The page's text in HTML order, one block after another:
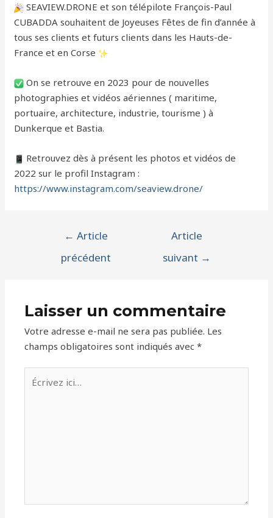
SEAVIEW.DRONE et son télépilote François-Paul
CUBADDA souhaitent de Joyeuses Fêtes de fin d’année à
tous ses clients et futurs clients dans les Hauts-de-
France et en Corse
On se retrouve en 2023 pour de nouvelles
photographies et vidéos aériennes ( maritime,
portuaire, architecture, industrie, tourisme ) à
Dunkerque et Bastia.
Retrouvez dès à présent les photos et vidéos de
2022 sur le profil Instagram :
https://www.instagram.com/seaview.drone/
Navigation
l’article
← Article
précédent
Article
suivant →
Laisser un commentaire
Votre adresse e-mail ne sera pas publiée. Les
champs obligatoires sont indiqués avec*
Écrivez
ici…